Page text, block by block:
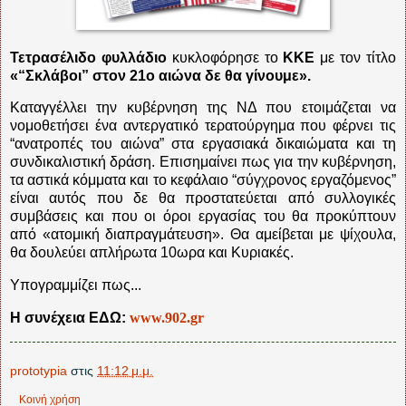
Τετρασέλιδο φυλλάδιοκυκλοφόρησε το ΚΚΕ με τον τίτλο
«“Σκλάβοι” στον 21ο αιώνα δε θα γίνουμε».
Καταγγέλλει την κυβέρνηση της ΝΔ που ετοιμάζεται να
νομοθετήσει ένα αντεργατικό τερατούργημα που φέρνει τις
“ανατροπές του αιώνα” στα εργασιακά δικαιώματα και τη
συνδικαλιστική δράση. Επισημαίνει πως για την κυβέρνηση,
τα αστικά κόμματα και το κεφάλαιο “σύγχρονος εργαζόμενος”
είναι αυτός που δε θα προστατεύεται από συλλογικές
συμβάσεις και που οι όροι εργασίας του θα προκύπτουν
από «ατομική διαπραγμάτευση». Θα αμείβεται με ψίχουλα,
θα δουλεύει απλήρωτα 10ωρα και Κυριακές.
Υπογραμμίζει πως...
Η συνέχεια ΕΔΩ: www.902.gr
prototypia στις 11:12 μ.μ.
Κοινή χρήση